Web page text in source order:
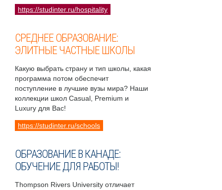
https://studinter.ru/hospitality
СРЕДНЕЕ ОБРАЗОВАНИЕ:
ЭЛИТНЫЕ ЧАСТНЫЕ ШКОЛЫ
Какую выбрать страну и тип школы, какая
программа потом обеспечит
поступление в лучшие вузы мира? Наши
коллекции школ Casual, Premium и
Luxury для Вас!
https://studinter.ru/schools
ОБРАЗОВАНИЕ В КАНАДЕ:
ОБУЧЕНИЕ ДЛЯ РАБОТЫ!
Thompson Rivers University отличает